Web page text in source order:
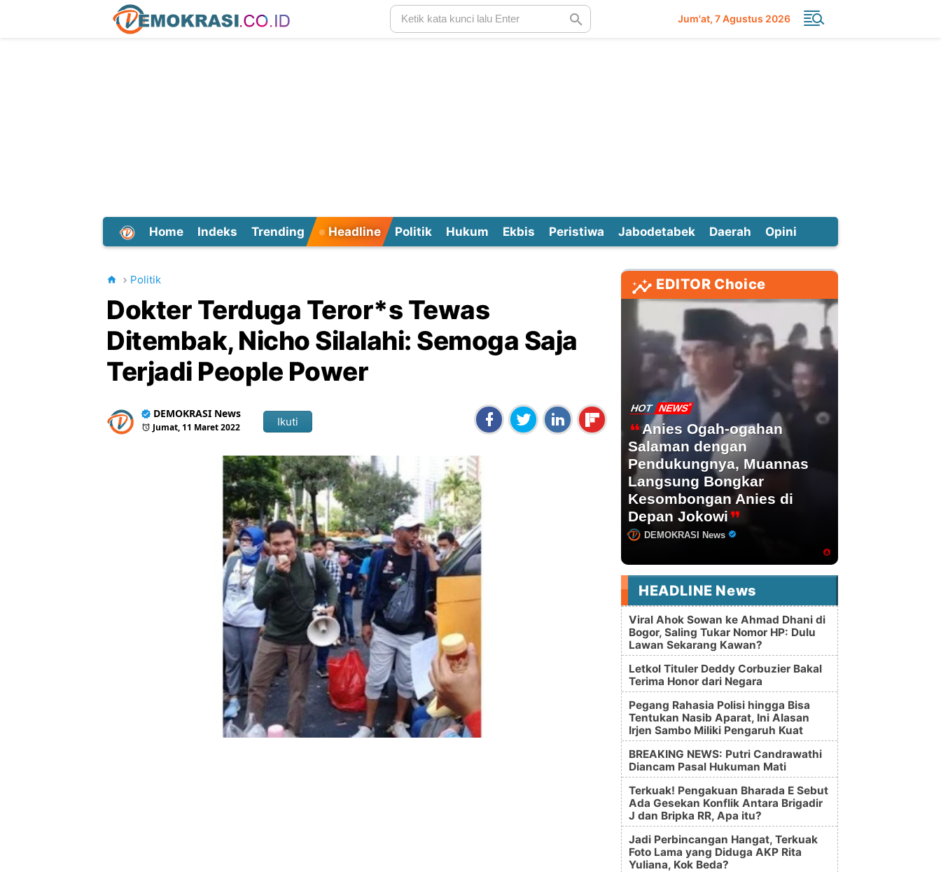
Jum'at 7 Agustus 2026
Home Indeks Trending Headline Politik Hukum Ekbis Peristiwa Jabodetabek Daerah Opini
Politik
Dokter Terduga Teror*s Tewas
Ditembak, Nicho Silalahi: Semoga Saja
Terjadi People Power
DEMOKRASI News
Jumat, 11 Maret 2022 Ikuti
EDITOR Choice
HOT NEWS
Anies Ogah-ogahan
Salaman dengan
Pendukungnya, Muannas
Langsung Bongkar
Kesombongan Anies di
Depan Jokowi
DEMOKRASI News
HEADLINE News
Viral Ahok Sowan ke Ahmad Dhani di
Bogor, Saling Tukar Nomor HP: Dulu
Lawan Sekarang Kawan?
Letkol Tituler Deddy Corbuzier Bakal
Terima Honor dari Negara
Pegang Rahasia Polisi hingga Bisa
Tentukan Nasib Aparat, Ini Alasan
Irjen Sambo Miliki Pengaruh Kuat
BREAKING NEWS: Putri Candrawathi
Diancam Pasal Hukuman Mati
Terkuak! Pengakuan Bharada E Sebut
Ada Gesekan Konflik Antara Brigadir
J dan Bripka RR, Apa itu?
Jadi Perbincangan Hangat, Terkuak
Foto Lama yang Diduga AKP Rita
Yuliana, Kok Beda?